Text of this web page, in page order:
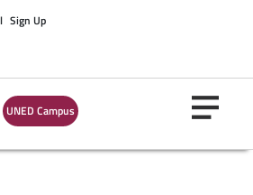
Sign Up
UNED Campus